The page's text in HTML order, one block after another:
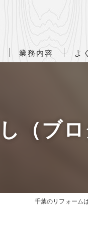
業務内容 よ
（ブロ
千葉のリフォーム